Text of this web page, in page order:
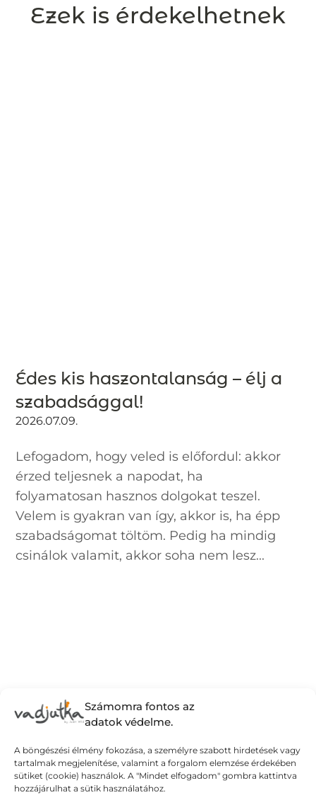
Számomra fontos az
adatok védelme.
A böngészési élmény fokozása, a személyre szabott hirdetések vagy
tartalmak megjelenítése, valamint a forgalom elemzése érdekében
sütiket (cookie) használok. A "Mindet elfogadom" gombra kattintva
hozzájárulhat a sütik használatához.
Ezek is érdekelhetnek
Édes kis haszontalanság – élj a
szabadsággal!
2026.07.09.
Lefogadom, hogy veled is előfordul: akkor
érzed teljesnek a napodat, ha
folyamatosan hasznos dolgokat teszel.
Velem is gyakran van így, akkor is, ha épp
szabadságomat töltöm. Pedig ha mindig
csinálok valamit, akkor soha nem lesz...